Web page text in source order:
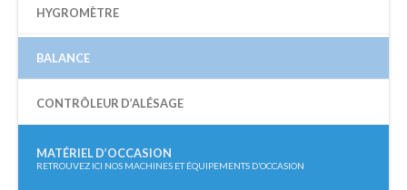
HYGROMÈTRE
BALANCE
CONTRÔLEUR D’ALÉSAGE
MATÉRIEL D’OCCASION
–
RETROUVEZ ICI NOS MACHINES ET ÉQUIPEMENTS D’OCCASION